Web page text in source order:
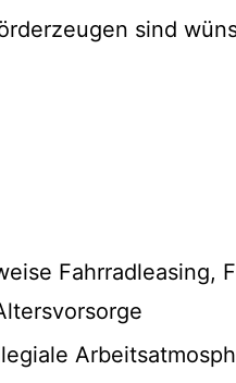
sind
Fahrradleasing,